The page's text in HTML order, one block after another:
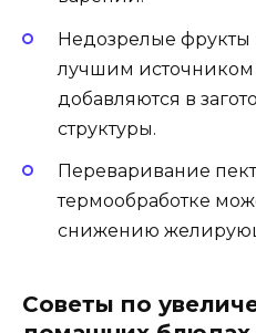
Недозрелые фрукты
лучшим источником
добавляются в
структуры.
Переваривание
термообработке
снижению
Советы по